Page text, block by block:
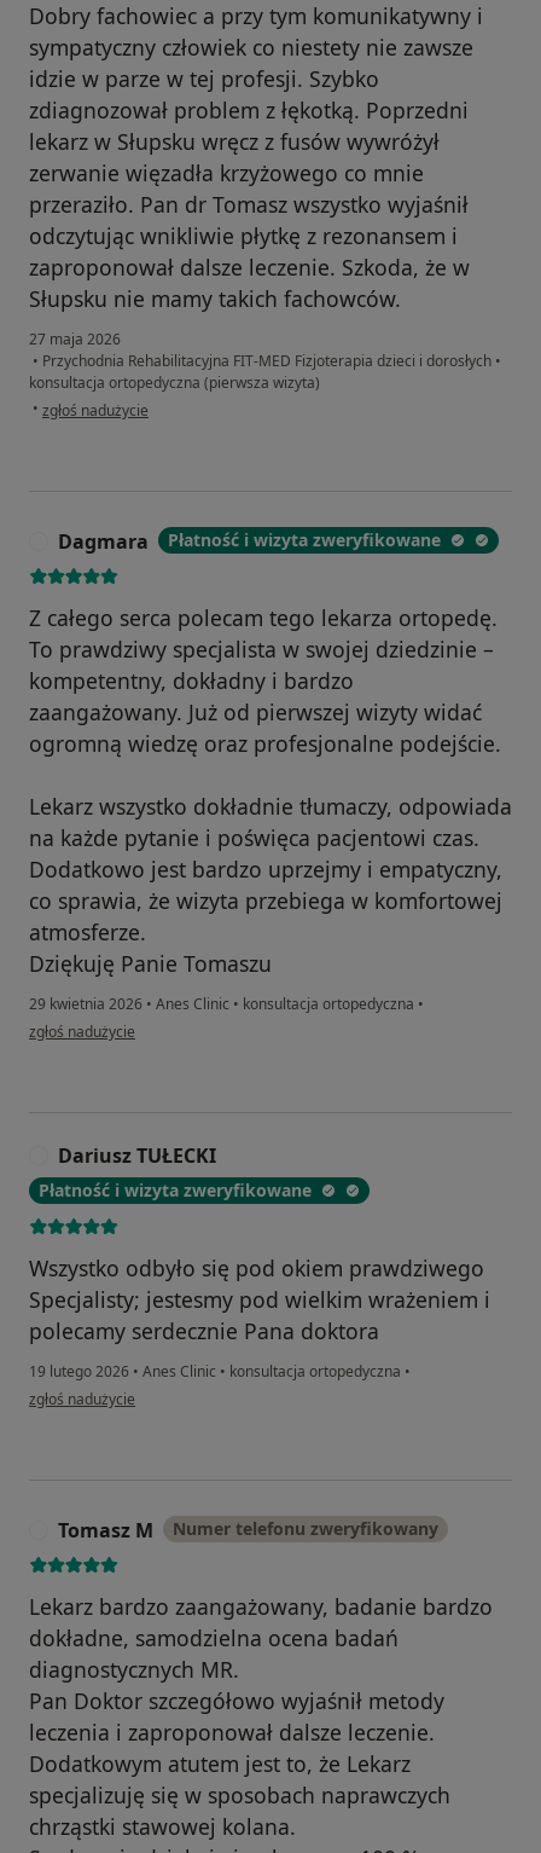
Dobry fachowiec a przy tym komunikatywny i
sympatyczny człowiek co niestety nie zawsze
idzie w parze w tej profesji. Szybko
zdiagnozował problem z łękotką. Poprzedni
lekarz w Słupsku wręcz z fusów wywróżył
zerwanie więzadła krzyżowego co mnie
przeraziło. Pan dr Tomasz wszystko wyjaśnił
odczytując wnikliwie płytkę z rezonansem i
zaproponował dalsze leczenie. Szkoda, że w
Słupsku nie mamy takich fachowców.
27 maja 2026
• Przychodnia Rehabilitacyjna FIT-MED Fizjoterapia dzieci i dorosłych •
konsultacja ortopedyczna (pierwsza wizyta)
• w opinii użytkownika Zbigniew
zgłoś nadużycie
Dagmara Płatność i wizyta zweryfikowane
Z całego serca polecam tego lekarza ortopedę.
To prawdziwy specjalista w swojej dziedzinie –
kompetentny, dokładny i bardzo
zaangażowany. Już od pierwszej wizyty widać
ogromną wiedzę oraz profesjonalne podejście.
Lekarz wszystko dokładnie tłumaczy, odpowiada
na każde pytanie i poświęca pacjentowi czas.
Dodatkowo jest bardzo uprzejmy i empatyczny,
co sprawia, że wizyta przebiega w komfortowej
atmosferze.
Dziękuję Panie Tomaszu
29 kwietnia 2026 • Anes Clinic • konsultacja ortopedyczna •
w opinii użytkownika Dagmara
zgłoś nadużycie
Dariusz TUŁECKI
Płatność i wizyta zweryfikowane
Wszystko odbyło się pod okiem prawdziwego
Specjalisty; jestesmy pod wielkim wrażeniem i
polecamy serdecznie Pana doktora
19 lutego 2026 • Anes Clinic • konsultacja ortopedyczna •
w opinii użytkownika Dariusz TUŁECKI
zgłoś nadużycie
Tomasz M Numer telefonu zweryfikowany
Lekarz bardzo zaangażowany, badanie bardzo
dokładne, samodzielna ocena badań
diagnostycznych MR.
Pan Doktor szczegółowo wyjaśnił metody
leczenia i zaproponował dalsze leczenie.
Dodatkowym atutem jest to, że Lekarz
specjalizuję się w sposobach naprawczych
chrząstki stawowej kolana.